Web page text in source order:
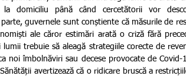
domiciliu până când cercetătorii vor
guvernele sunt conștiente că măsurile de
ale căror estimări arată o criză fără
lumii trebuie să aleagă strategiile corecte de
noi îmbolnăviri sau decese provocate de Covid-
avertizează că o ridicare bruscă a